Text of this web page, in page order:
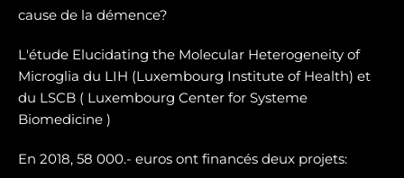
cause de la démence?
L'étude Elucidating the Molecular Heterogeneity of
Microglia du LIH (Luxembourg Institute of Health) et
du LSCB ( Luxembourg Center for Systeme
Biomedicine )
En 2018, 58 000.- euros ont financés deux projets: